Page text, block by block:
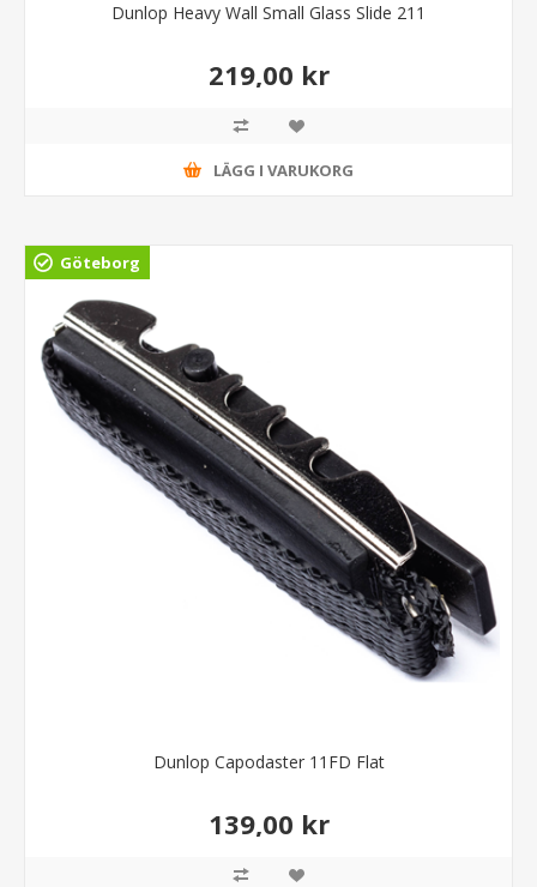
Dunlop Heavy Wall Small Glass Slide 211
219,00 kr
LÄGG I VARUKORG
Göteborg
Dunlop Capodaster 11FD Flat
139,00 kr